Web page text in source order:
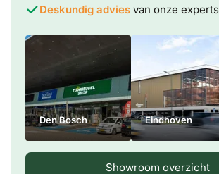
Deskundig advies van onze experts
Den Bosch Eindhoven
Showroom overzicht